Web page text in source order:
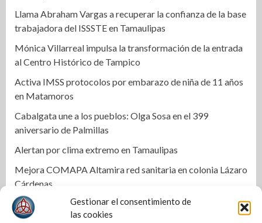
Gestionar el consentimiento de
las cookies
Llama Abraham Vargas a recuperar la confianza de la base
trabajadora del ISSSTE en Tamaulipas
Mónica Villarreal impulsa la transformación de la entrada
al Centro Histórico de Tampico
Activa IMSS protocolos por embarazo de niña de 11 años
en Matamoros
Cabalgata une a los pueblos: Olga Sosa en el 399
aniversario de Palmillas
Alertan por clima extremo en Tamaulipas
Mejora COMAPA Altamira red sanitaria en colonia Lázaro
Cárdenas
Fortalece Armando Martínez infraestructura educativa en
Altamira